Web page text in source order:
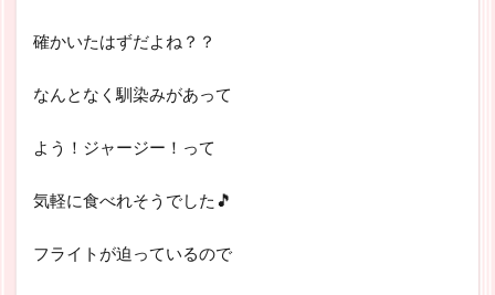
確かいたはずだよね？？
なんとなく馴染みがあって
よう！ジャージー！って
気軽に食べれそうでした🎵
フライトが迫っているので